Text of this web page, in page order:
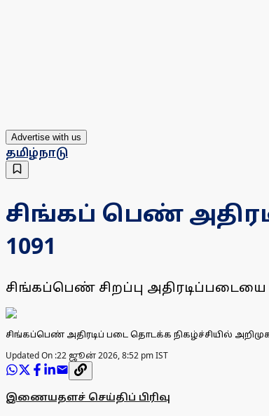
Advertise with us
தமிழ்நாடு
சிங்கப் பெண்
1091
சிங்கப்பெண் சிறப்பு
சிங்கப்பெண் அதிரடிப் படை தொடக்க நிகழ்ச்சியில்
Updated On :22 ஜூன் 2026, 8:52 pm IST
இணையதளச் செய்திப் பிரிவு